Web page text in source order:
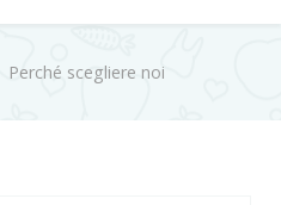
Perché scegliere noi